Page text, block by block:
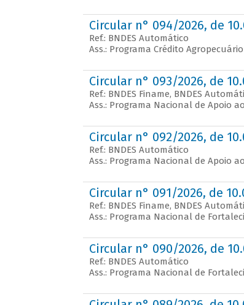
Circular n° 094/2026, de
Ref.: BNDES Automático
Ass.: Programa Crédito
Circular n° 093/2026, de
Ref.: BNDES Finame, BNDES
Ass.: Programa Nacional de Apoio
Circular n° 092/2026, de
Ref.: BNDES Automático
Ass.: Programa Nacional de Apoio
Circular n° 091/2026, de
Ref.: BNDES Finame, BNDES
Ass.: Programa Nacional de
Circular n° 090/2026, de
Ref.: BNDES Automático
Ass.: Programa Nacional de